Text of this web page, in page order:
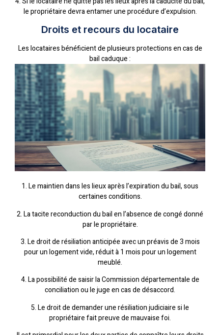
le propriétaire devra entamer une procédure d’expulsion.
Droits et recours du locataire
Les locataires bénéficient de plusieurs protections en cas de
bail caduque :
1. Le maintien dans les lieux après l’expiration du bail, sous
certaines conditions.
2. La tacite reconduction du bail en l’absence de congé donné
par le propriétaire.
3. Le droit de résiliation anticipée avec un préavis de 3 mois
pour un logement vide, réduit à 1 mois pour un logement
meublé.
4. La possibilité de saisir la Commission départementale de
conciliation ou le juge en cas de désaccord.
5. Le droit de demander une résiliation judiciaire si le
propriétaire fait preuve de mauvaise foi.